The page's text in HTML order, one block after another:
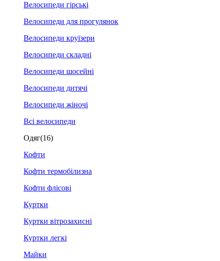
Велосипеди гірські
Велосипеди для прогулянок
Велосипеди круїзери
Велосипеди складні
Велосипеди шосейні
Велосипеди дитячі
Велосипеди жіночі
Всі велосипеди
Одяг(16)
Кофти
Кофти термобілизна
Кофти флісові
Куртки
Куртки вітрозахисні
Куртки легкі
Майки